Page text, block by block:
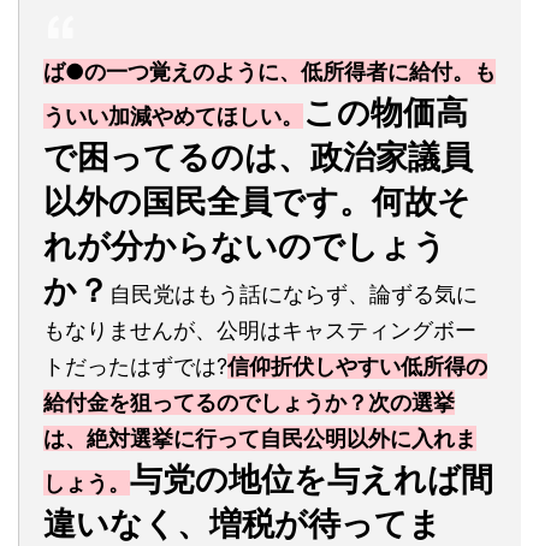
ば●の一つ覚えのように、低所得者に給付。も
ういい加減やめてほしい。
この物価高
で困ってるのは、政治家議員
以外の国民全員です。何故そ
れが分からないのでしょう
か？ 自民党はもう話にならず、論ずる気に
もなりませんが、公明はキャスティングボー
トだったはずでは?信仰折伏しやすい低所得の
給付金を狙ってるのでしょうか？次の選挙
は、絶対選挙に行って自民公明以外に入れま
しょう。 与党の地位を与えれば間
違いなく、増税が待ってま